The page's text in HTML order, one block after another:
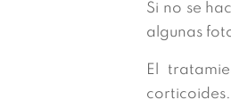
Si no se
algunas
El
corticoides.